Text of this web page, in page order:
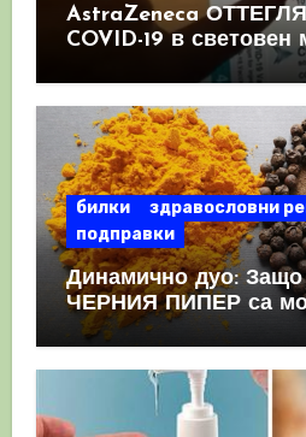
AstraZeneca ОТТЕГЛЯ
COVID-19 в световен
като призна, че те
КРЪВНИ съсиреци
билки
здравословни
подправки
Динамично дуо:
ЧЕРНИЯ ПИПЕР са
комбинация